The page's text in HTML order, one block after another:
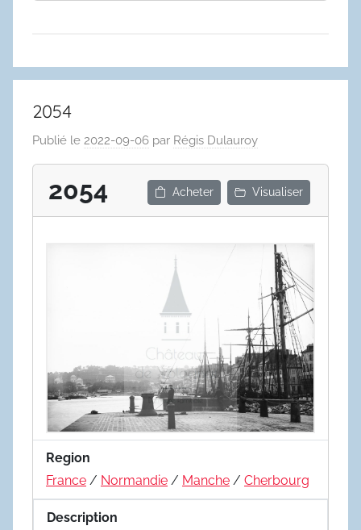
2054
Publié le 2022-09-06 par Régis Dulauroy
2054 Acheter Visualiser
Region
France / Normandie / Manche / Cherbourg
Description